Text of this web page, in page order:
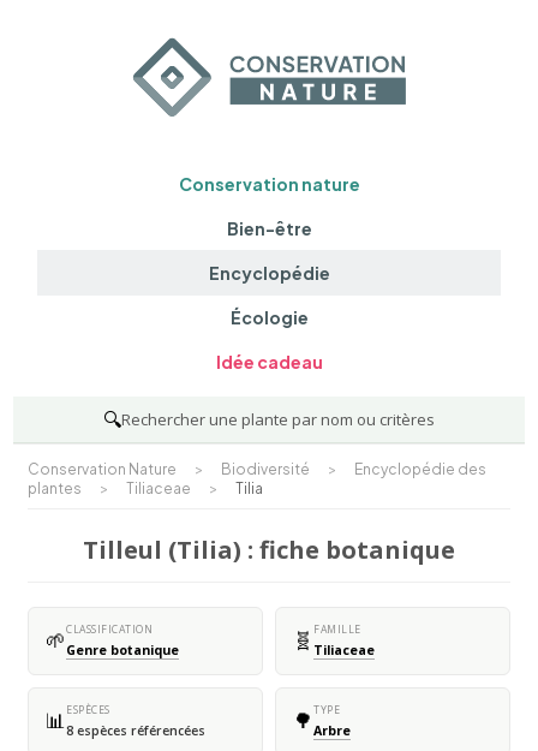
Conservation nature
Bien-être
Encyclopédie
Écologie
Idée cadeau
🔍Rechercher une plante par nom ou critères
Conservation Nature > Biodiversité >
Encyclopédie des
plantes
> Tiliaceae > Tilia
Tilleul (Tilia) : fiche botanique
🌱CLASSIFICATION
Genre botanique 🧬 FAMILLE
Tiliaceae
📊ESPÈCES
8 espèces référencées 🌳 TYPE
Arbre